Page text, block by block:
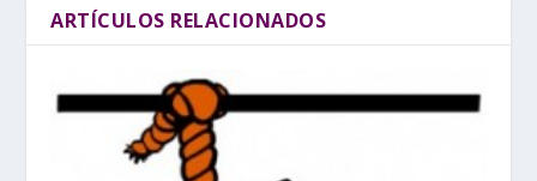
ARTÍCULOS RELACIONADOS